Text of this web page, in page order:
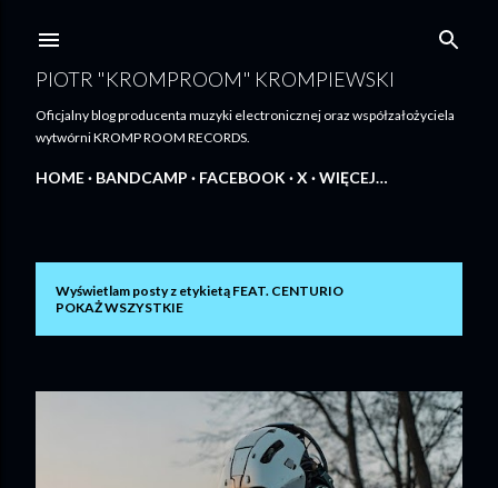
PIOTR "KROMPROOM" KROMPIEWSKI
Oficjalny blog producenta muzyki electronicznej oraz współzałożyciela
wytwórni KROMP ROOM RECORDS.
HOME BANDCAMP FACEBOOK X WIĘCEJ…
s
Wyświetlam posty z etykietą FEAT. CENTURIO
POKAŻ WSZYSTKIE